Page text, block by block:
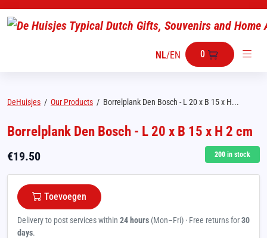
NL/EN 0
DeHuisjes / Our Products / Borrelplank Den Bosch - L 20 x B 15 x H...
Borrelplank Den Bosch - L 20 x B 15 x H 2 cm
€19.50 200 in stock
Toevoegen
Delivery to post services within 24 hours (Mon–Fri) · Free returns for30
days.